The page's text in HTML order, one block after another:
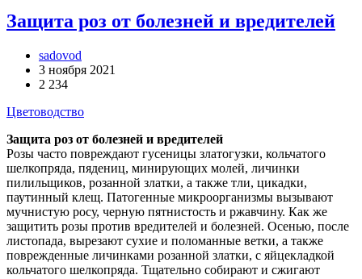
Защита роз от болезней и вредителей
sadovod
3 ноября 2021
2 234
Цветоводство
Защита роз от болезней и вредителей
Розы часто повреждают гусеницы златогузки, кольчатого
шелкопряда, пядениц, минирующих молей, личинки
пилильщиков, розанной златки, а также тли, цикадки,
паутинный клещ. Патогенные микроорганизмы вызывают
мучнистую росу, черную пятнистость и ржавчину. Как же
защитить розы против вредителей и болезней. Осенью, после
листопада, вырезают сухие и поломанные ветки, а также
поврежденные личинками розанной златки, с яйцекладкой
кольчатого шелкопряда. Тщательно собирают и сжигают